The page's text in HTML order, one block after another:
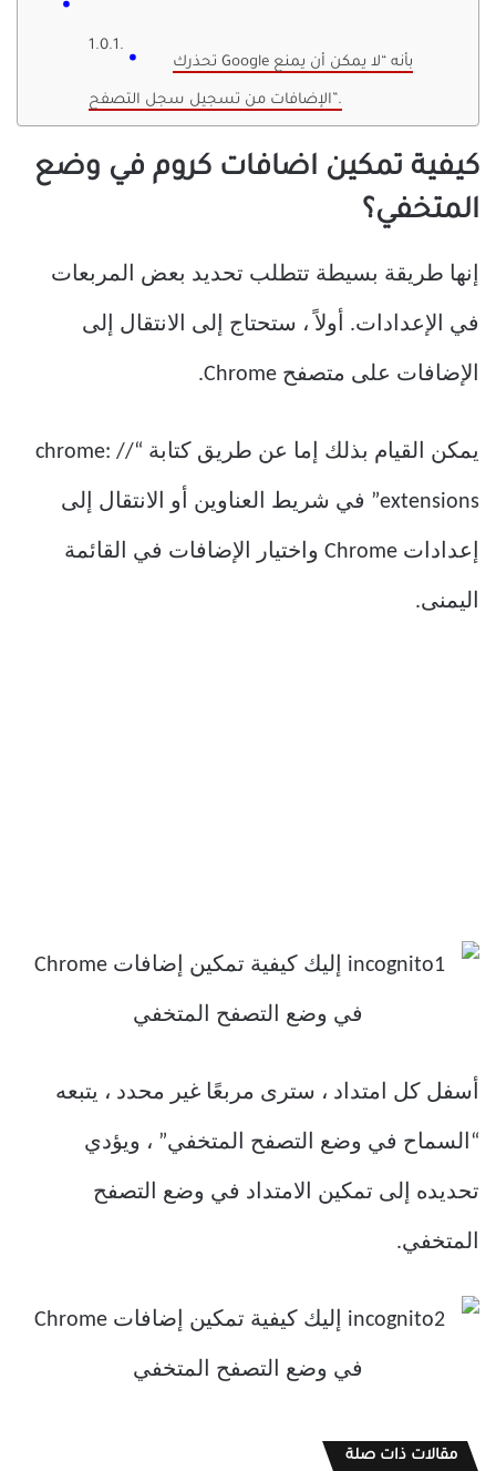
تحذرك Google بأنه “لا يمكن أن يمنع
الإضافات من تسجيل سجل التصفح”.
كيفية تمكين اضافات كروم في وضع
المتخفي؟
إنها طريقة بسيطة تتطلب تحديد بعض المربعات
في الإعدادات. أولاً ، ستحتاج إلى الانتقال إلى
الإضافات على متصفح Chrome.
يمكن القيام بذلك إما عن طريق كتابة “chrome: //
extensions” في شريط العناوين أو الانتقال إلى
إعدادات Chrome واختيار الإضافات في القائمة
اليمنى.
أسفل كل امتداد ، سترى مربعًا غير محدد ، يتبعه
“السماح في وضع التصفح المتخفي” ، ويؤدي
تحديده إلى تمكين الامتداد في وضع التصفح
المتخفي.
مقالات ذات صلة